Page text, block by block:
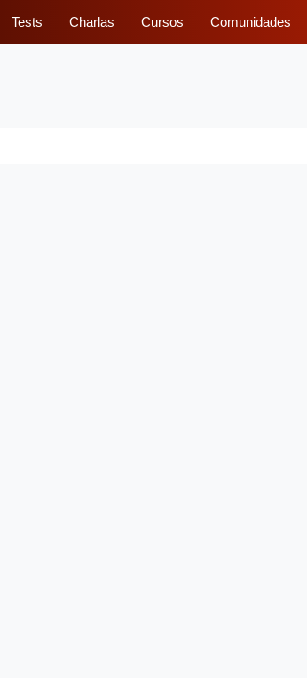
Tests Charlas Cursos Comunidades